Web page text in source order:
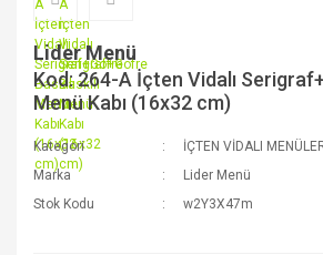
Lider Menü
Kod: 264-A İçten Vidalı
Menü Kabı (16x32 cm)
Kategori
İÇTEN VİDALI
Marka
Lider Menü
Stok Kodu
w2Y3X47m